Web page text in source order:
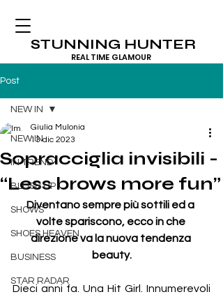
STUNNING HUNTER
REAL TIME GLAMOUR
Post
NEW IN
IN TREND
BLUSH UP
SHOWS
SHOES HEAVEN
BUSINESS
STAR RADAR
NEW IN
Sopracciglia invisibili -
“Less brows more fun”
Giulia Mulonia
13 dic 2023
Diventano sempre più sottili ed a
volte spariscono, ecco in che
direzione va la nuova tendenza
beauty.
Dieci anni fa. Una Hit Girl. Innumerevoli